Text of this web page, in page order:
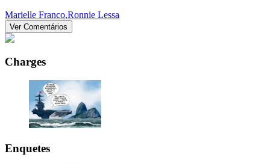
Marielle Franco,Ronnie Lessa
Ver Comentários
Charges
Enquetes